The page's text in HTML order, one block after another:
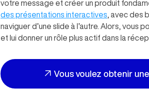
votre message et créer un produit
des présentations interactives , avec des
naviguer d’une slide à l’autre. Alors,
et lui donner un rôle plus actif dans la
Vous voulez obtenir